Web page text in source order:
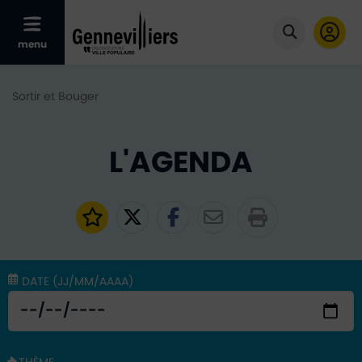
Afficher le menu mobile
menu Cliquer
Sortir et Bouger
L'AGENDA
Ajouter aux favoris
Partager sur Twitter
Partager sur
Partager par
DATE (JJ/MM/AAAA)